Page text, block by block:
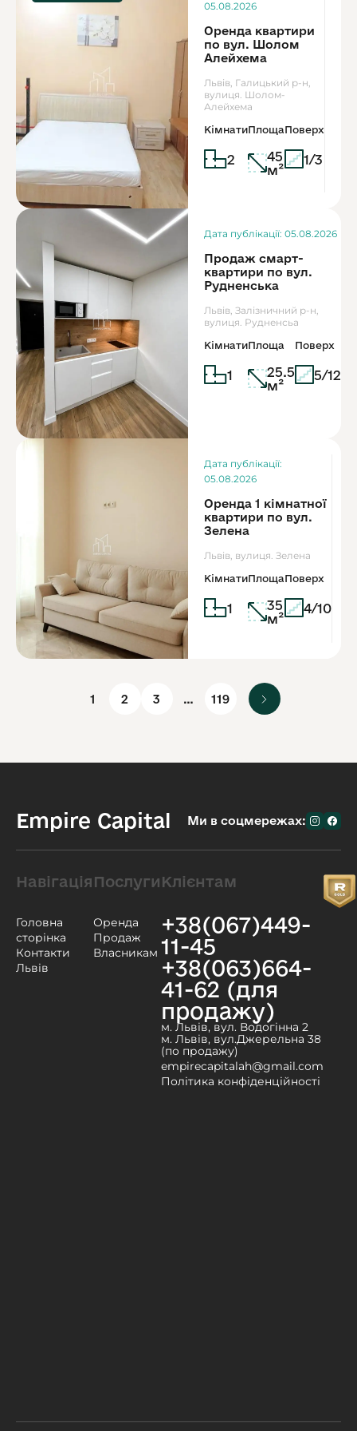
05.08.2026
Оренда квартири
по вул. Шолом
Алейхема
Львів, Галицький р-н,
вулиця. Шолом-
Алейхема
Кімнати
2
Площа
45
м²
Поверх
1/3
Дата публікації: 05.08.2026
Продаж смарт-
квартири по вул.
Рудненська
Львів, Залізничний р-н,
вулиця. Рудненсьа
Кімнати
1
Площа
25.5
м²
Поверх
5/12
Дата публікації:
05.08.2026
Оренда 1 кімнатної
квартири по вул.
Зелена
Львів, вулиця. Зелена
Кімнати
1
Площа
35
м²
Поверх
4/10
1 2 3 … 119
Empire Capital Ми в соцмережах:
Навігація
Головна
сторінка
Контакти
Львів
Послуги
Оренда
Продаж
Власникам
Клієнтам
+38(067)449-
11-45
+38(063)664-
41-62 (для
продажу)
м. Львів, вул. Водогінна 2
м. Львів, вул.Джерельна 38
(по продажу)
empirecapitalah@gmail.com
Політика конфіденційності